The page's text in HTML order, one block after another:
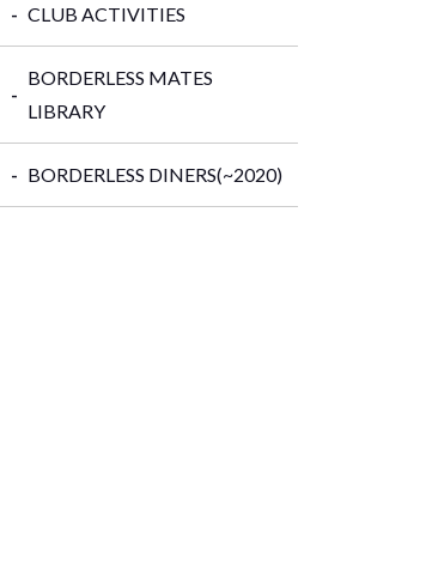
CLUB ACTIVITIES
BORDERLESS MATES
LIBRARY
BORDERLESS DINERS(~2020)